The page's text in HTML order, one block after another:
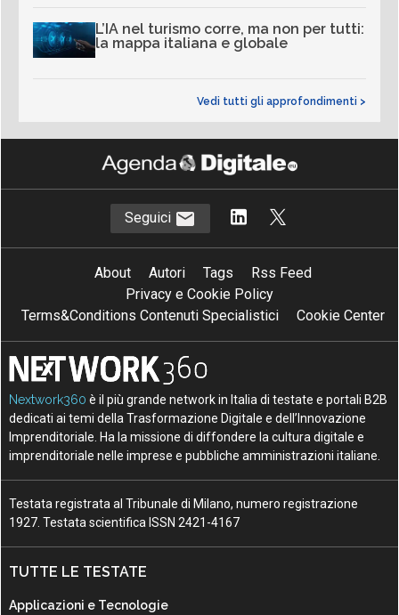
L’IA nel turismo corre, ma non per tutti:
la mappa italiana e globale
Vedi tutti gli approfondimenti >
Seguici
About Autori Tags
Rss Feed
Privacy e Cookie Policy
Terms&Conditions Contenuti Specialistici
Cookie Center
Nextwork360 è il più grande network in Italia di testate e portali B2B
dedicati ai temi della Trasformazione Digitale e dell’Innovazione
Imprenditoriale. Ha la missione di diffondere la cultura digitale e
imprenditoriale nelle imprese e pubbliche amministrazioni italiane.
Testata registrata al Tribunale di Milano, numero registrazione
1927. Testata scientifica ISSN 2421-4167
TUTTE LE TESTATE
Applicazioni e Tecnologie